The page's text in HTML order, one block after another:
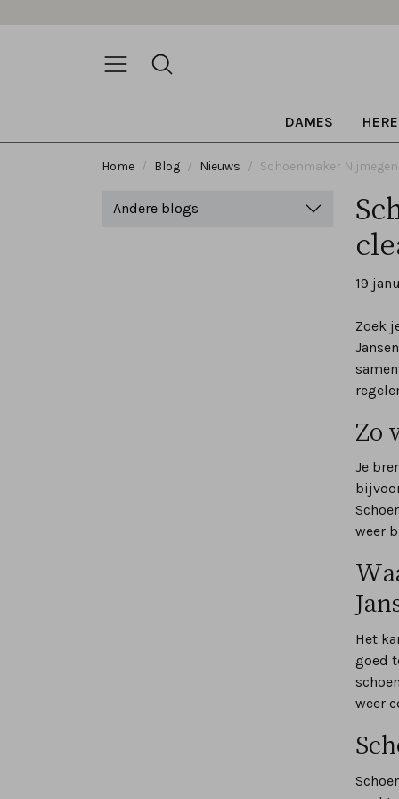
DAMES
Home Blog Nieuws Schoenmaker
Andere blogs
19
Zoek
Zo
Je
weer
Het
goed
weer